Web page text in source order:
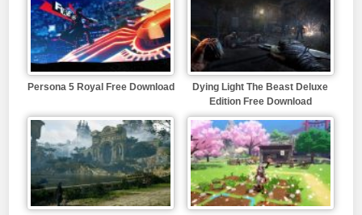
Persona 5 Royal Free Download
Dying Light The Beast Deluxe
Edition Free Download